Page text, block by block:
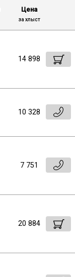
Цена
за хлыст
14 898
10 328
7 751
20 884